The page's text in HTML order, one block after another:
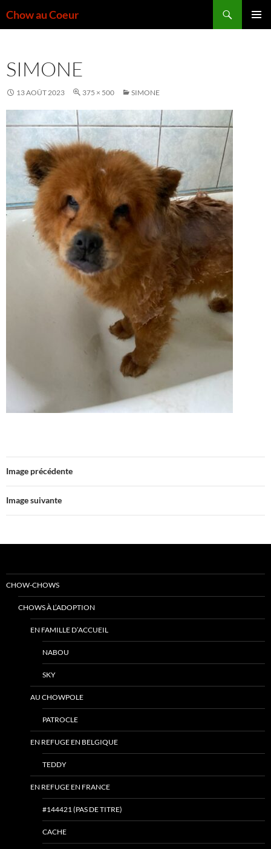
auChow au Coeur
SIMONE
13 AOÛT 2023 375 × 500 SIMONE
Image précédente
Image suivante
CHOW-CHOWS
CHOWS À L’ADOPTION
EN FAMILLE D’ACCUEIL
NABOU
SKY
AU CHOWPOLE
PATROCLE
EN REFUGE EN BELGIQUE
TEDDY
EN REFUGE EN FRANCE
#144421 (PAS DE TITRE)
CACHE